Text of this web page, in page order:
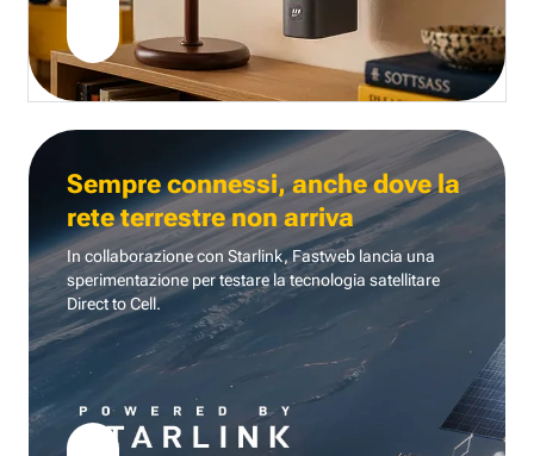
Sempre connessi, anche dove la
rete terrestre non arriva
In collaborazione con Starlink, Fastweb lancia una
sperimentazione per testare la tecnologia satellitare
Direct to Cell.